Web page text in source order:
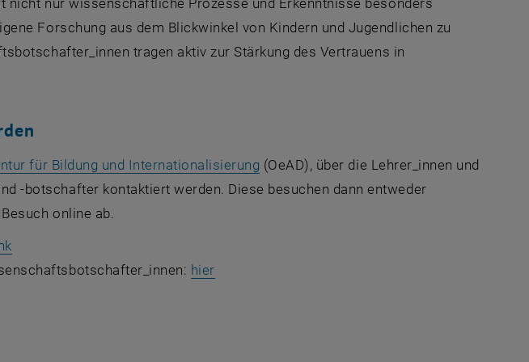
Forschung aus dem Blickwinkel von Kindern und Jugendlichen zu
tragen aktiv zur Stärkung des Vertrauens in
für Bildung und Internationalisierung , öffnet eine externe URL in einem neuen
(OeAD), über die Lehrer_innen und
-botschafter kontaktiert werden. Diese besuchen dann entweder
online ab.
, öffnet eine externe URL in einem neuen Fenster
hier, öffnet eine externe URL in einem neuen Fenster